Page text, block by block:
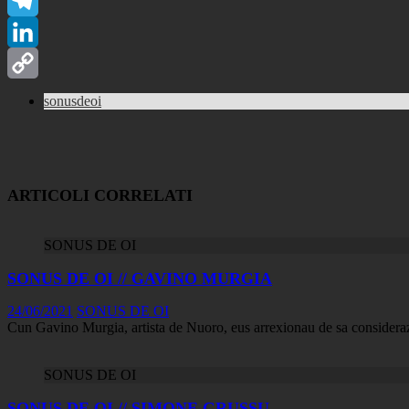
Telegram
LinkedIn
sonusdeoi
ARTICOLI CORRELATI
SONUS DE OI
SONUS DE OI // GAVINO MURGIA
24/06/2021 SONUS DE OI
Cun Gavino Murgia, artista de Nuoro, eus arrexionau de sa
SONUS DE OI